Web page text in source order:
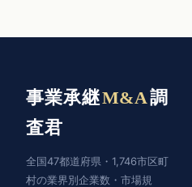
事業承継M&A調
査君
全国47都道府県・1,746市区町
村の業界別企業数・市場規